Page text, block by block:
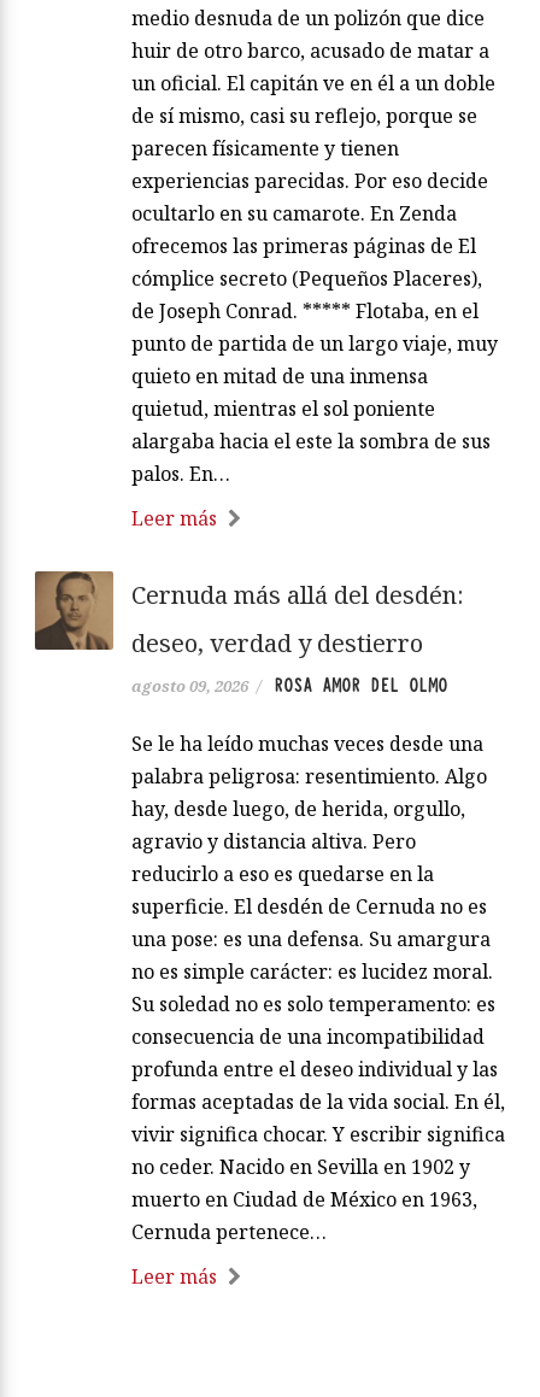
medio desnuda de un polizón que dice
huir de otro barco, acusado de matar a
un oficial. El capitán ve en él a un doble
de sí mismo, casi su reflejo, porque se
parecen físicamente y tienen
experiencias parecidas. Por eso decide
ocultarlo en su camarote. En Zenda
ofrecemos las primeras páginas de El
cómplice secreto (Pequeños Placeres),
de Joseph Conrad. ***** Flotaba, en el
punto de partida de un largo viaje, muy
quieto en mitad de una inmensa
quietud, mientras el sol poniente
alargaba hacia el este la sombra de sus
palos. En…
Leer más
Cernuda más allá del desdén:
deseo, verdad y destierro
agosto 09, 2026 / ROSA AMOR DEL OLMO
Se le ha leído muchas veces desde una
palabra peligrosa: resentimiento. Algo
hay, desde luego, de herida, orgullo,
agravio y distancia altiva. Pero
reducirlo a eso es quedarse en la
superficie. El desdén de Cernuda no es
una pose: es una defensa. Su amargura
no es simple carácter: es lucidez moral.
Su soledad no es solo temperamento: es
consecuencia de una incompatibilidad
profunda entre el deseo individual y las
formas aceptadas de la vida social. En él,
vivir significa chocar. Y escribir significa
no ceder. Nacido en Sevilla en 1902 y
muerto en Ciudad de México en 1963,
Cernuda pertenece…
Leer más